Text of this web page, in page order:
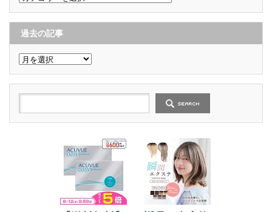
テ
ゴ
リ
ー
過去の記事
過
去
の
記
事